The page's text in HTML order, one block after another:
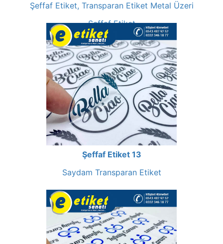
Şeffaf Etiket, Transparan Etiket Metal Üzeri
Şeffaf Etiket
Şeffaf Etiket 13
Saydam Transparan Etiket